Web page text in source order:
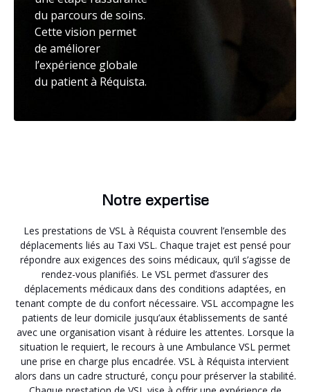
du parcours de soins.
Cette vision permet
de améliorer
l’expérience globale
du patient à Réquista.
Notre expertise
Les prestations de VSL à Réquista couvrent l’ensemble des
déplacements liés au Taxi VSL. Chaque trajet est pensé pour
répondre aux exigences des soins médicaux, qu’il s’agisse de
rendez-vous planifiés. Le VSL permet d’assurer des
déplacements médicaux dans des conditions adaptées, en
tenant compte de du confort nécessaire. VSL accompagne les
patients de leur domicile jusqu’aux établissements de santé
avec une organisation visant à réduire les attentes. Lorsque la
situation le requiert, le recours à une Ambulance VSL permet
une prise en charge plus encadrée. VSL à Réquista intervient
alors dans un cadre structuré, conçu pour préserver la stabilité.